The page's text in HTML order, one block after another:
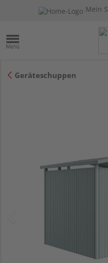
Mein
Geräteschuppen